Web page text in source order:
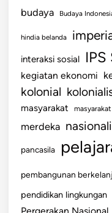
budaya Budaya
hindia belanda
interaksi sosial IPS
kegiatan ekonomi
kolonial
masyarakat
merdeka
pancasila
pembangunan
pendidikan lingkungan